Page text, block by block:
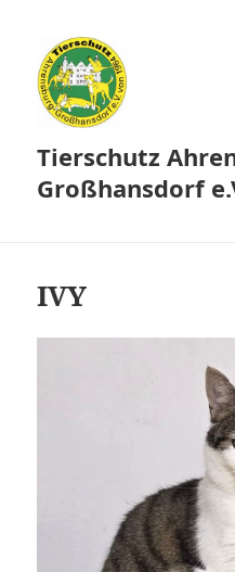
Tierschutz
Großhansdorf
IVY